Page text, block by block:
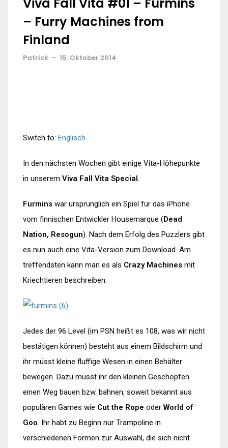
– Furry Machines from
Finland
Patrick - 15. Oktober 2014
Switch to: Englisch
In den nächsten Wochen gibt einige Vita-Höhepunkte
in unserem Viva Fall Vita Special.
Furmins war ursprünglich ein Spiel für das iPhone
vom finnischen Entwickler Housemarque (Dead
Nation, Resogun). Nach dem Erfolg des Puzzlers gibt
es nun auch eine Vita-Version zum Download. Am
treffendsten kann man es als Crazy Machines mit
Kriechtieren beschreiben.
Jedes der 96 Level (im PSN heißt es 108, was wir nicht
bestätigen können) besteht aus einem Bildschirm und
ihr müsst kleine fluffige Wesen in einen Behälter
bewegen. Dazu müsst ihr den kleinen Geschöpfen
einen Weg bauen bzw. bahnen, soweit bekannt aus
populären Games wie Cut the Rope oderWorld of
Goo. Ihr habt zu Beginn nur Trampoline in
verschiedenen Formen zur Auswahl, die sich nicht